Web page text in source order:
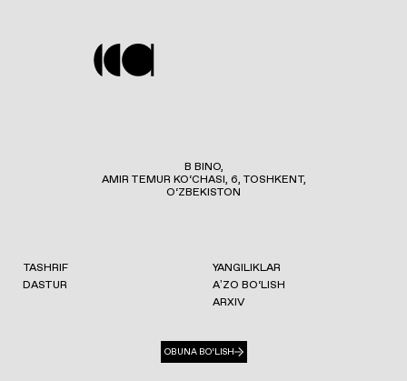
B BINO,
AMIR TEMUR KO‘CHASI, 6, TOSHKENT,
O‘ZBEKISTON
TASHRIF
DASTUR
YANGILIKLAR
AʼZO BO‘LISH
ARXIV
OBUNA BO‘LISH